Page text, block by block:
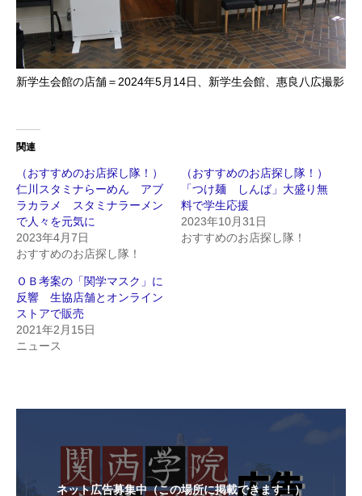
新学生会館の店舗＝2024年5月14日、新学生会館、惠良八広撮影
関連
（おすすめのお店探し隊！）
仁川スタミナらーめん アブ
ラカラメ スタミナラーメン
で人々を元気に
2023年4月7日
おすすめのお店探し隊！
（おすすめのお店探し隊！）
「つけ麺 しんば」大盛り無
料で学生応援
2023年10月31日
おすすめのお店探し隊！
ＯＢ考案の「関学マスク」に
反響 生協店舗とオンライン
ストアで販売
2021年2月15日
ニュース
ネット広告募集中（この場所に掲載できます！）